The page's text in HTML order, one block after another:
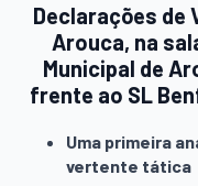
Declarações de
Arouca, na
Municipal de
frente ao SL
Uma primeira
vertente tática